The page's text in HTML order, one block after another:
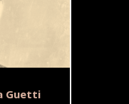
Guetti